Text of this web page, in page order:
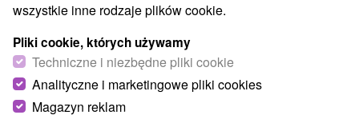
wszystkie inne rodzaje plików cookie.
Pliki cookie, których używamy
Techniczne i niezbędne pliki cookie
Analityczne i marketingowe pliki cookies
Magazyn reklam